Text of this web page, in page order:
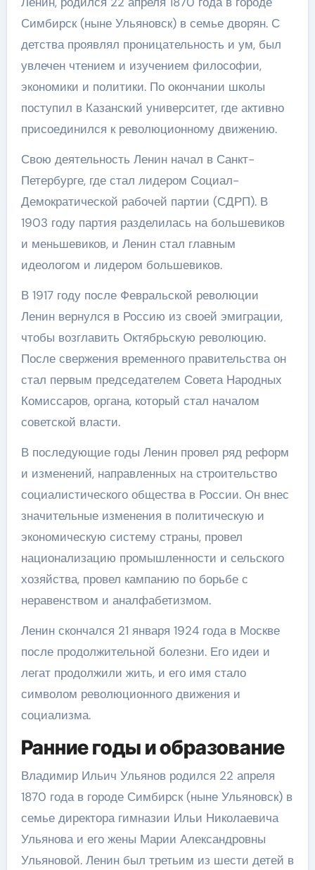
Симбирск (ныне Ульяновск) в семье дворян. С
детства проявлял проницательность и ум, был
увлечен чтением и изучением философии,
экономики и политики. По окончании школы
поступил в Казанский университет, где активно
присоединился к революционному движению.
Свою деятельность Ленин начал в Санкт-
Петербурге, где стал лидером Социал-
Демократической рабочей партии (СДРП). В
1903 году партия разделилась на большевиков
и меньшевиков, и Ленин стал главным
идеологом и лидером большевиков.
В 1917 году после Февральской революции
Ленин вернулся в Россию из своей эмиграции,
чтобы возглавить Октябрьскую революцию.
После свержения временного правительства он
стал первым председателем Совета Народных
Комиссаров, органа, который стал началом
советской власти.
В последующие годы Ленин провел ряд реформ
и изменений, направленных на строительство
социалистического общества в России. Он внес
значительные изменения в политическую и
экономическую систему страны, провел
национализацию промышленности и сельского
хозяйства, провел кампанию по борьбе с
неравенством и аналфабетизмом.
Ленин скончался 21 января 1924 года в Москве
после продолжительной болезни. Его идеи и
легат продолжили жить, и его имя стало
символом революционного движения и
социализма.
Ранние годы и образование
Владимир Ильич Ульянов родился 22 апреля
1870 года в городе Симбирск (ныне Ульяновск) в
семье директора гимназии Ильи Николаевича
Ульянова и его жены Марии Александровны
Ульяновой. Ленин был третьим из шести детей в